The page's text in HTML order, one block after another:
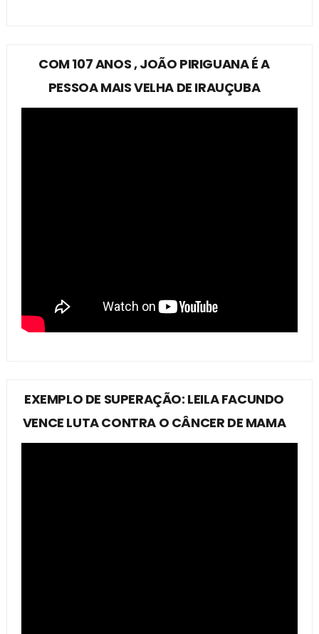
COM 107 ANOS , JOÃO PIRIGUANA É A
PESSOA MAIS VELHA DE IRAUÇUBA
EXEMPLO DE SUPERAÇÃO: LEILA FACUNDO
VENCE LUTA CONTRA O CÂNCER DE MAMA